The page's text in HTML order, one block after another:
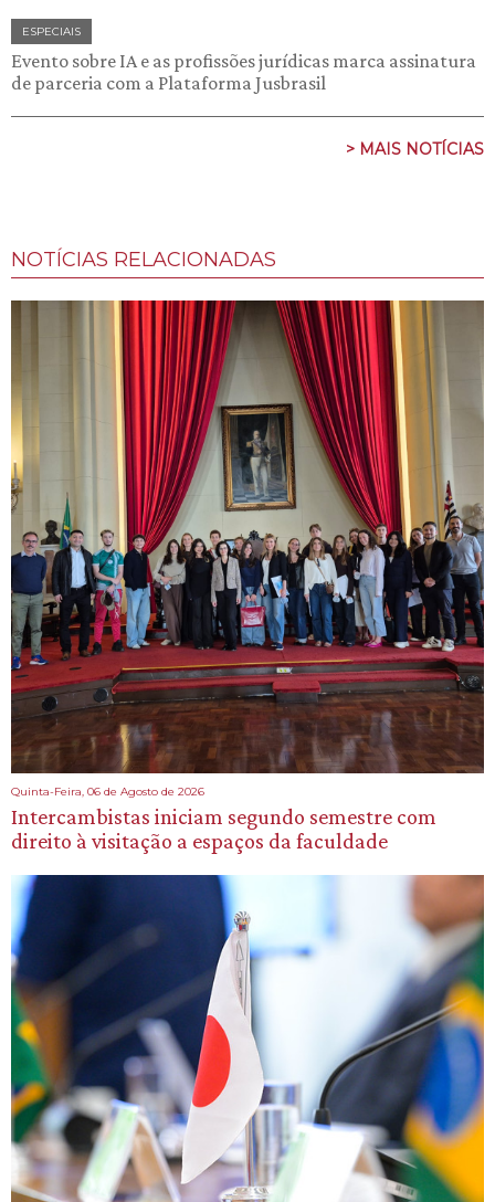
ESPECIAIS
Evento sobre IA e as profissões jurídicas marca assinatura
de parceria com a Plataforma Jusbrasil
> MAIS NOTÍCIAS
NOTÍCIAS RELACIONADAS
Quinta-Feira, 06 de Agosto de 2026
Intercambistas iniciam segundo semestre com
direito à visitação a espaços da faculdade